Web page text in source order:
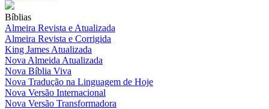
Bíblias
Almeira Revista e Atualizada
Almeira Revista e Corrigida
King James Atualizada
Nova Almeida Atualizada
Nova Bíblia Viva
Nova Tradução na Linguagem de Hoje
Nova Versão Internacional
Nova Versão Transformadora